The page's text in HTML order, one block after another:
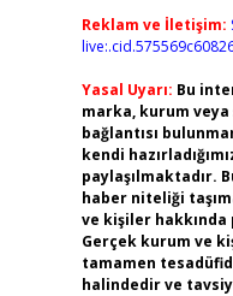
Reklam ve İletişim:
Yasal Uyarı: Bu
marka, kurum
bağlantısı
kendi
paylaşılmaktadır.
haber niteliği
ve kişiler hakkında
Gerçek kurum ve
tamamen
halindedir ve